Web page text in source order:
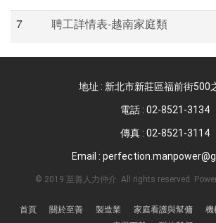
7 聘工詳情表-越南家庭類
地址 : 新北市新莊區福前街500
電話 : 02-8521-3134
傳真 : 02-8521-3114
Email :
© 2019 至善人力仲介. All rights reserved.
首頁 關於至善 製造業 家庭看護與幫傭 機